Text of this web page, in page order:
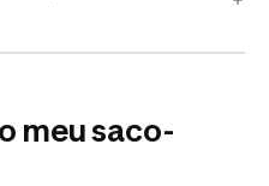
meu saco-